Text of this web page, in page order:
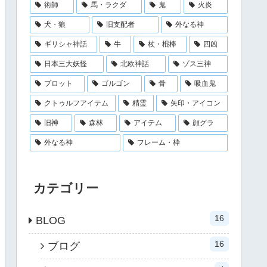
術師 馬・ラクダ 鬼 火炎
犬・狼 旧支配者 外なる神
ギリシャ神話 牛 杖・棍棒 四凶
日本三大妖怪 北欧神話 ゾス三神
プロット ゴルゴン 骨 吸血鬼
クトゥルフアイテム 精霊 矢印・アイコン
旧神 森林 アイテム 顔グラ
外なる神 フレーム・枠
カテゴリー
BLOG 16
ブログ 16